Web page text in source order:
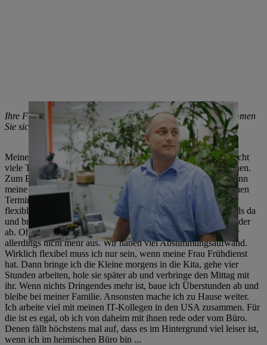
Ihre Frau arbeitet im Krankenhaus im Schichtsystem, wie stimmen
Sie sich bei den Kinderzeiten ab?
Meine Frau arbeitet in Teilzeit, 40 Prozent. Dadurch sind es nicht
viele Tage und ich weiß langfristig, wann feste Termine anstehen.
Zum Beispiel war ich unlängst dienstlich in den USA – das kann
meine Frau in ihrem Schichtplan berücksichtigen und um meinen
Termin „herum arbeiten“. In der anderen Zeit muss ich dafür
flexibler sein. Wenn meine Frau Nachtdienst hat, bin ich abends da
und bringe die Kleine früh in die Kita, meine Frau holt sie wieder
ab. Ohne gemeinsamen digitalen Terminkalender kommen wir
allerdings nicht mehr aus. Wir haben viel Abstimmungsaufwand.
Wirklich flexibel muss ich nur sein, wenn meine Frau Frühdienst
hat. Dann bringe ich die Kleine morgens in die Kita, gehe vier
Stunden arbeiten, hole sie später ab und verbringe den Mittag mit
ihr. Wenn nichts Dringendes mehr ist, baue ich Überstunden ab und
bleibe bei meiner Familie. Ansonsten mache ich zu Hause weiter.
Ich arbeite viel mit meinen IT-Kollegen in den USA zusammen. Für
die ist es egal, ob ich von daheim mit ihnen rede oder vom Büro.
Denen fällt höchstens mal auf, dass es im Hintergrund viel leiser ist,
wenn ich im heimischen Büro bin ...